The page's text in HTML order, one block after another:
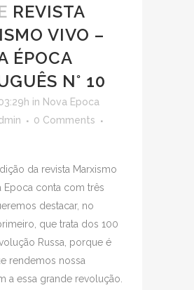
REVISTA
VIVO –
ÉPOCA
N° 10
in Nova Epoca
0 Comments
da revista Marxismo
Epoca conta com três
destacar, no
que trata dos 100
Russa, porque é
rendemos nossa
a essa grande revolução.